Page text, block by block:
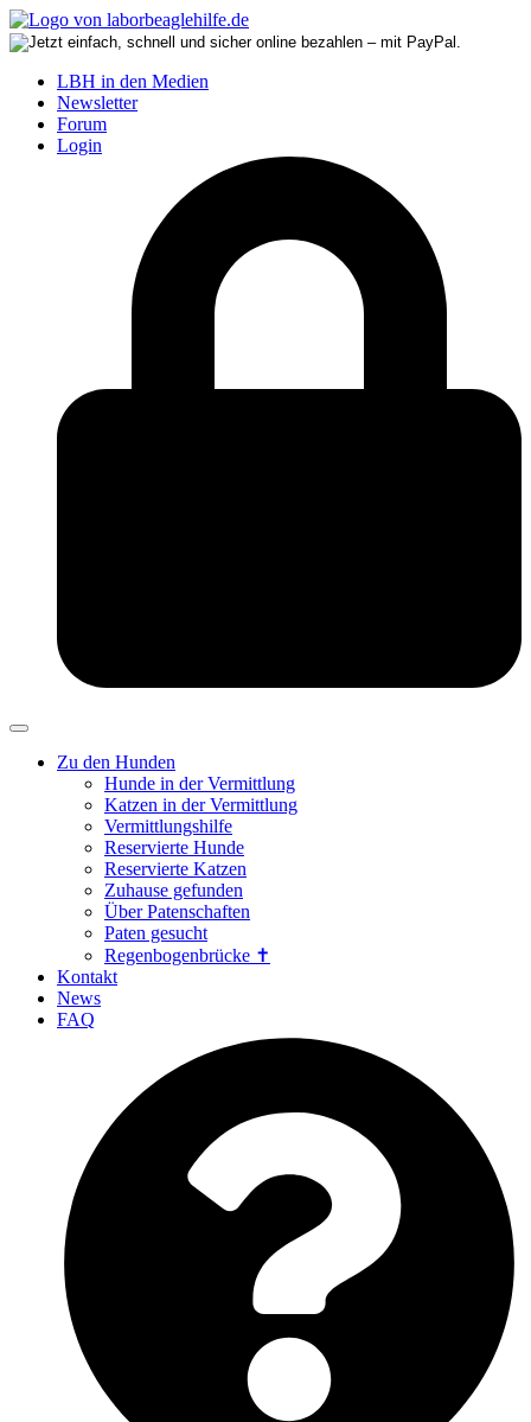
LBH in den Medien
Newsletter
Forum
Login
Zu den Hunden
Hunde in der Vermittlung
Katzen in der Vermittlung
Vermittlungshilfe
Reservierte Hunde
Reservierte Katzen
Zuhause gefunden
Über Patenschaften
Paten gesucht
Regenbogenbrücke ✝
Kontakt
News
FAQ